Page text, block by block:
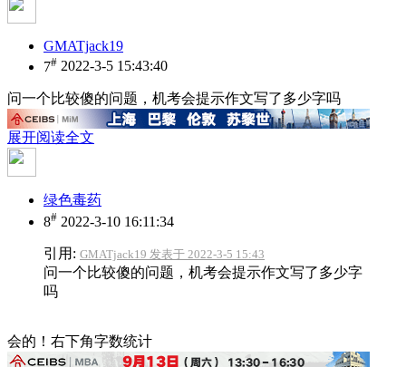
GMATjack19
7# 2022-3-5 15:43:40
问一个比较傻的问题，机考会提示作文写了多少字吗
展开阅读全文
绿色毒药
8# 2022-3-10 16:11:34
引用: GMATjack19 发表于 2022-3-5 15:43
问一个比较傻的问题，机考会提示作文写了多少字
吗
会的！右下角字数统计